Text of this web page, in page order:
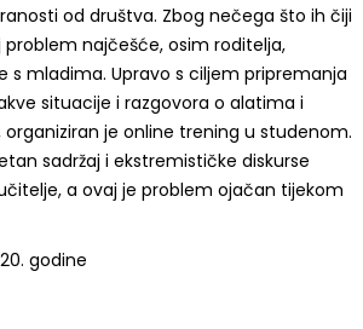
od društva. Zbog nečega što ih čiji
najčešće, osim roditelja,
s mladima. Upravo s ciljem pripremanja
situacije i razgovora o alatima i
je online trening u studenom.
sadržaj i ekstremističke diskurse
a ovaj je problem ojačan tijekom
godine